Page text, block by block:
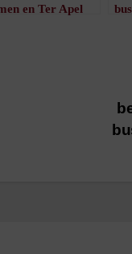
en Ter Apel